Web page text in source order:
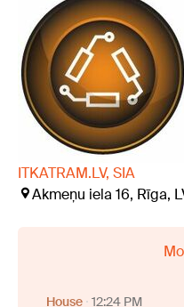
ITKATRAM.LV, SIA
Akmeņu iela 16, Rīga,
House 12:24 PM